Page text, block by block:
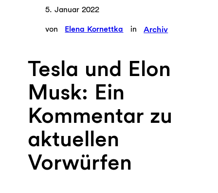
5. Januar 2022
von Elena Kornettka in Archiv
Tesla und Elon
Musk: Ein
Kommentar zu
aktuellen
Vorwürfen